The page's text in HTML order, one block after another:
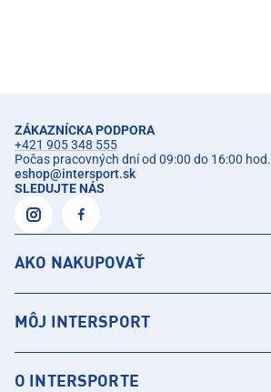
ZÁKAZNÍCKA PODPORA
+421 905 348 555
Počas pracovných dní od 09:00 do 16:00 hod.
eshop@intersport.sk
SLEDUJTE NÁS
AKO NAKUPOVAŤ
MÔJ INTERSPORT
O INTERSPORTE